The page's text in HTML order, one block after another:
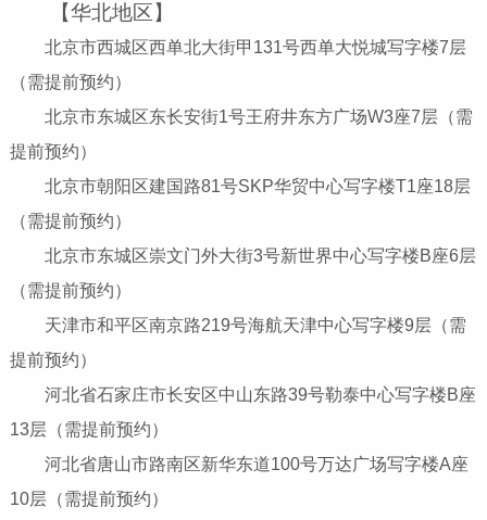
【华北地区】
北京市西城区西单北大街甲131号西单大悦城写字楼7层
（需提前预约）
北京市东城区东长安街1号王府井东方广场W3座7层（需
提前预约）
北京市朝阳区建国路81号SKP华贸中心写字楼T1座18层
（需提前预约）
北京市东城区崇文门外大街3号新世界中心写字楼B座6层
（需提前预约）
天津市和平区南京路219号海航天津中心写字楼9层（需
提前预约）
河北省石家庄市长安区中山东路39号勒泰中心写字楼B座
13层（需提前预约）
河北省唐山市路南区新华东道100号万达广场写字楼A座
10层（需提前预约）